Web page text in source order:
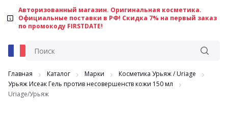
Авторизованный магазин. Оригинальная косметика.
Официальные поставки в РФ! Скидка 7% на первый заказ
по промокоду FIRSTDATE!
Главная Каталог Марки
Косметика Урьяж / Uriage
Урьяж Исеак Гель против несовершенств кожи 150 мл
Uriage/Урьяж